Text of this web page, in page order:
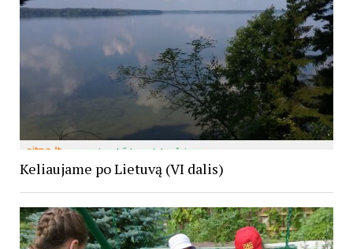
Keliaujame po Lietuvą (VI dalis)